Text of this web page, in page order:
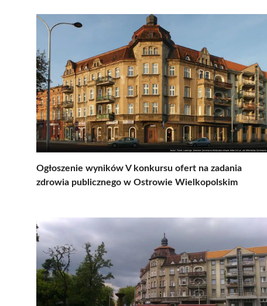
Ogłoszenie wyników V konkursu ofert na zadania
zdrowia publicznego w Ostrowie Wielkopolskim